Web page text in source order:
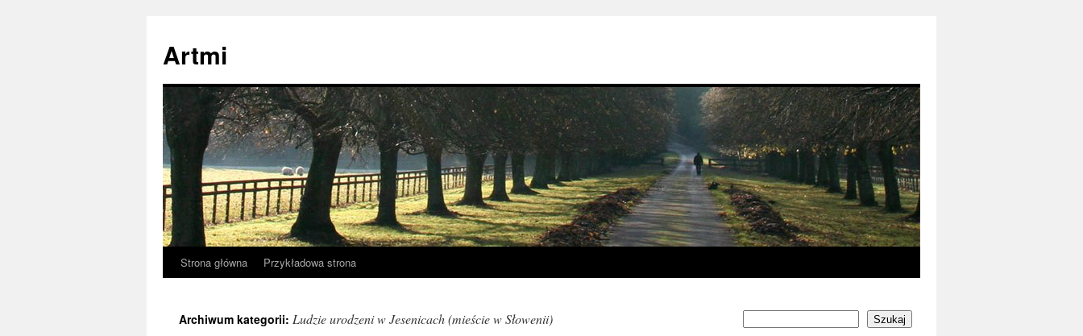
treści
Artmi
Strona główna Przykładowa strona
Archiwum kategorii: Ludzie urodzeni w Jesenicach (mieście w Słowenii) Szukaj